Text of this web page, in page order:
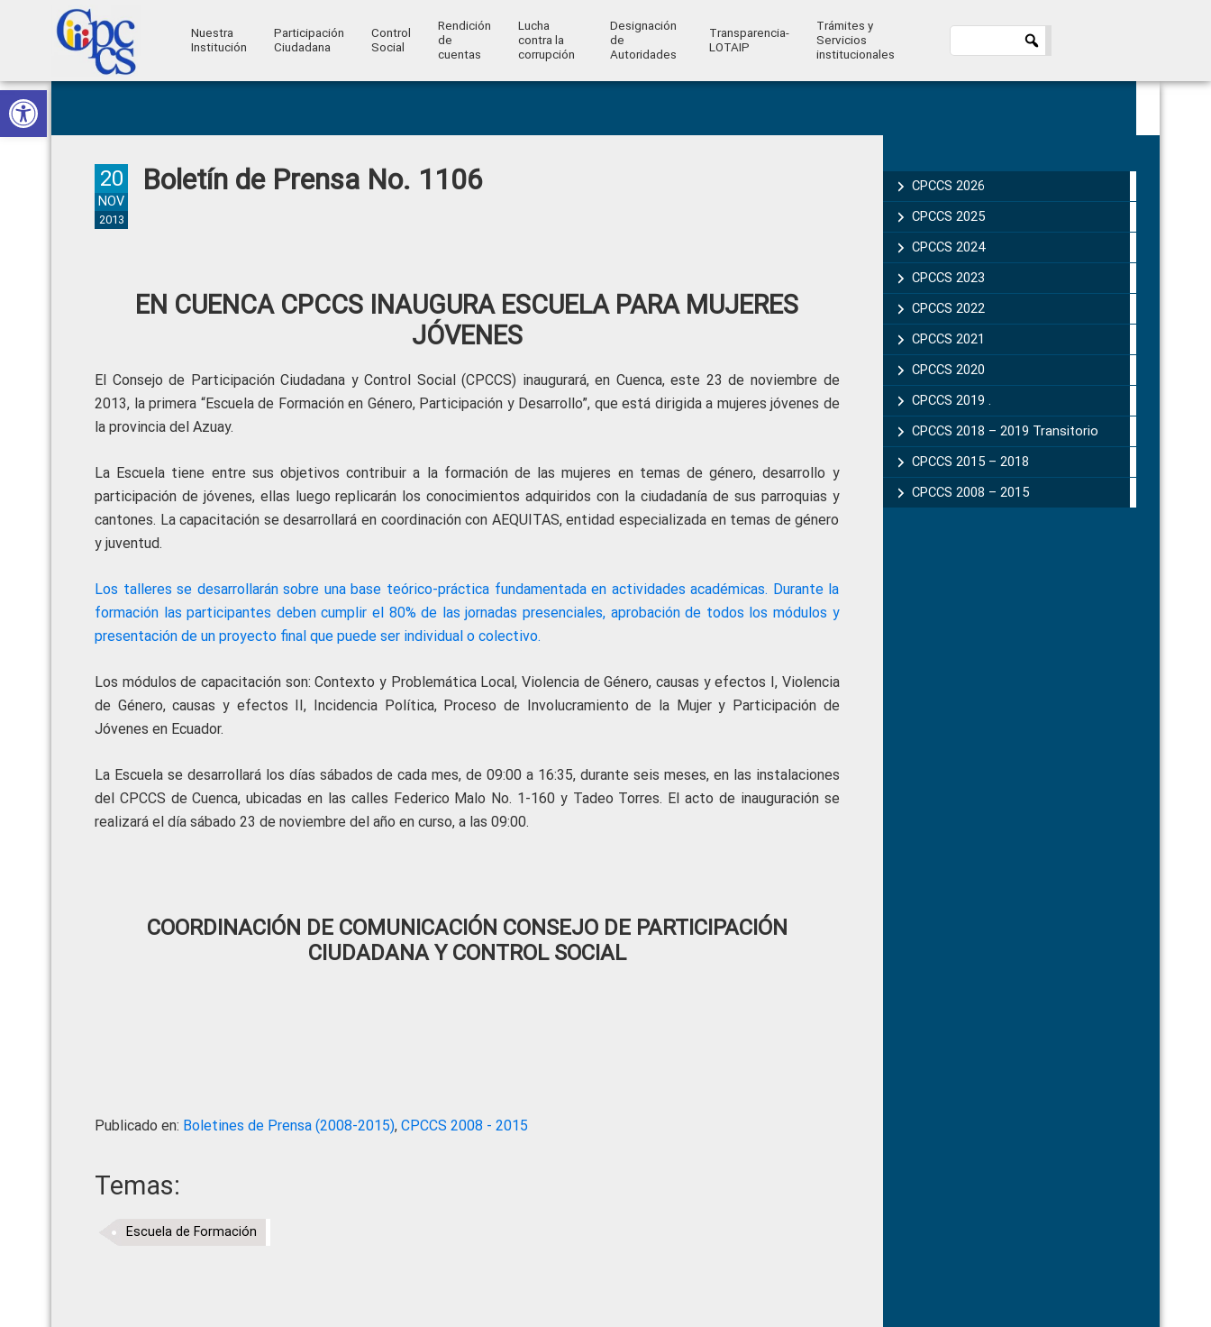
Abrir barra de herramientas
Skip
to
primary
Skip
to
main
Skip
to
primary
Skip
to
footer
Ciudadana
Control
Ciudadano
Nuestra
Institución
Participación
Ciudadana
Control
Social
Rendición
de
cuentas
Lucha
contra la
corrupción
Designación
de
Autoridades
Transparencia-
LOTAIP
Trámites y
Servicios
institucionales
Boletín de Prensa No. 1106
20
NOV
2013
EN CUENCA CPCCS INAUGURA ESCUELA PARA MUJERES
JÓVENES
El Consejo de Participación Ciudadana y Control Social (CPCCS) inaugurará, en Cuenca, este 23 de noviembre de
2013, la primera “Escuela de Formación en Género, Participación y Desarrollo”, que está dirigida a mujeres jóvenes de
la provincia del Azuay.
La Escuela tiene entre sus objetivos contribuir a la formación de las mujeres en temas de género, desarrollo y
participación de jóvenes, ellas luego replicarán los conocimientos adquiridos con la ciudadanía de sus parroquias y
cantones. La capacitación se desarrollará en coordinación con AEQUITAS, entidad especializada en temas de género
y juventud.
Los talleres se desarrollarán sobre una base teórico-práctica fundamentada en actividades académicas. Durante la
formación las participantes deben cumplir el 80% de las jornadas presenciales, aprobación de todos los módulos y
presentación de un proyecto final que puede ser individual o colectivo.
Los módulos de capacitación son: Contexto y Problemática Local, Violencia de Género, causas y efectos I, Violencia
de Género, causas y efectos II, Incidencia Política, Proceso de Involucramiento de la Mujer y Participación de
Jóvenes en Ecuador.
La Escuela se desarrollará los días sábados de cada mes, de 09:00 a 16:35, durante seis meses, en las instalaciones
del CPCCS de Cuenca, ubicadas en las calles Federico Malo No. 1-160 y Tadeo Torres. El acto de inauguración se
realizará el día sábado 23 de noviembre del año en curso, a las 09:00.
COORDINACIÓN DE COMUNICACIÓN CONSEJO DE PARTICIPACIÓN
CIUDADANA Y CONTROL SOCIAL
Publicado en: Boletines de Prensa (2008-2015), CPCCS 2008 - 2015
Temas:
Escuela de Formación
Sidebar
CPCCS 2026
CPCCS 2025
CPCCS 2024
CPCCS 2023
CPCCS 2022
CPCCS 2021
CPCCS 2020
CPCCS 2019 .
CPCCS 2018 – 2019 Transitorio
CPCCS 2015 – 2018
CPCCS 2008 – 2015